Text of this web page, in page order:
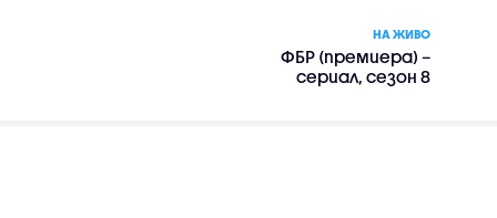
НА ЖИВО
ФБР (премиера) –
сериал, сезон 8